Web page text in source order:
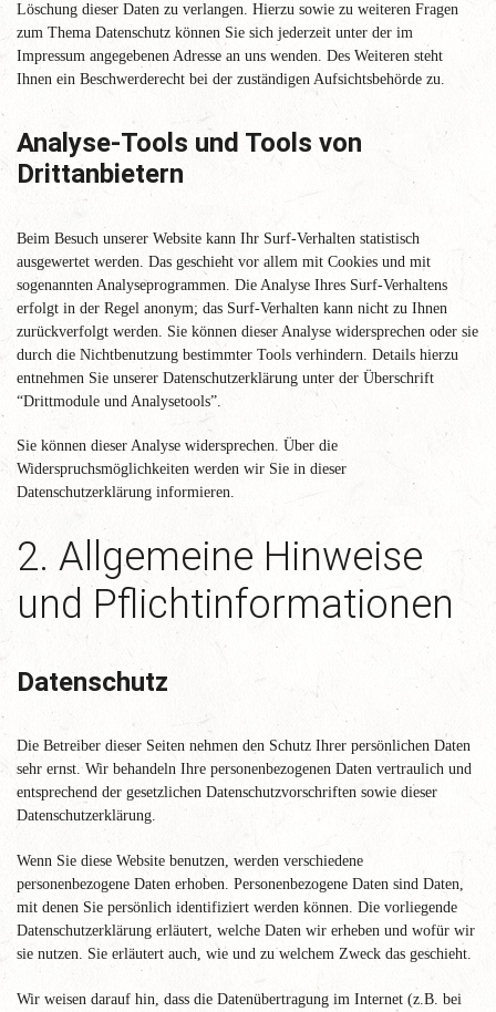
Löschung dieser Daten zu verlangen. Hierzu sowie zu weiteren Fragen
zum Thema Datenschutz können Sie sich jederzeit unter der im
Impressum angegebenen Adresse an uns wenden. Des Weiteren steht
Ihnen ein Beschwerderecht bei der zuständigen Aufsichtsbehörde zu.
Analyse-Tools und Tools von
Drittanbietern
Beim Besuch unserer Website kann Ihr Surf-Verhalten statistisch
ausgewertet werden. Das geschieht vor allem mit Cookies und mit
sogenannten Analyseprogrammen. Die Analyse Ihres Surf-Verhaltens
erfolgt in der Regel anonym; das Surf-Verhalten kann nicht zu Ihnen
zurückverfolgt werden. Sie können dieser Analyse widersprechen oder sie
durch die Nichtbenutzung bestimmter Tools verhindern. Details hierzu
entnehmen Sie unserer Datenschutzerklärung unter der Überschrift
“Drittmodule und Analysetools”.
Sie können dieser Analyse widersprechen. Über die
Widerspruchsmöglichkeiten werden wir Sie in dieser
Datenschutzerklärung informieren.
2. Allgemeine Hinweise
und Pflichtinformationen
Datenschutz
Die Betreiber dieser Seiten nehmen den Schutz Ihrer persönlichen Daten
sehr ernst. Wir behandeln Ihre personenbezogenen Daten vertraulich und
entsprechend der gesetzlichen Datenschutzvorschriften sowie dieser
Datenschutzerklärung.
Wenn Sie diese Website benutzen, werden verschiedene
personenbezogene Daten erhoben. Personenbezogene Daten sind Daten,
mit denen Sie persönlich identifiziert werden können. Die vorliegende
Datenschutzerklärung erläutert, welche Daten wir erheben und wofür wir
sie nutzen. Sie erläutert auch, wie und zu welchem Zweck das geschieht.
Wir weisen darauf hin, dass die Datenübertragung im Internet (z.B. bei